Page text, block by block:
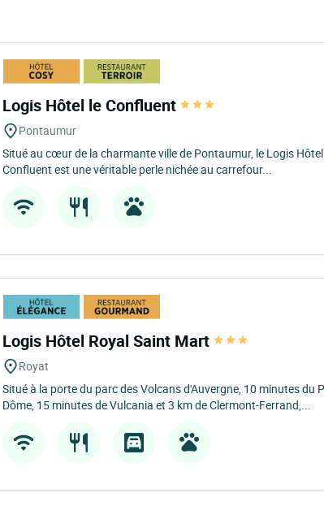
Logis Hôtel le Confluent
Pontaumur
Situé au cœur de la charmante ville de Pontaumur, le Logis
Confluent est une véritable perle nichée au carrefour...
Logis Hôtel Royal Saint Mart
Royat
Situé à la porte du parc des Volcans d'Auvergne, 10 minutes du
Dôme, 15 minutes de Vulcania et 3 km de Clermont-Ferrand,...